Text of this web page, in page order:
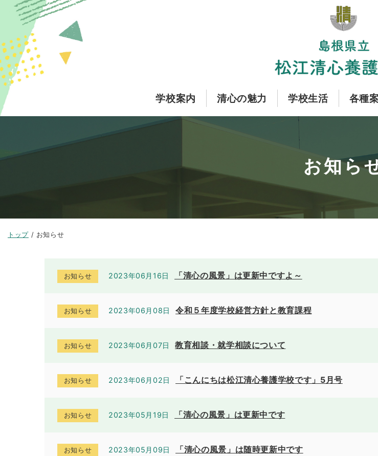
このページの本文へ
学校案内 清心の魅力 学校生活 各種
お知ら
現
トップ/ お知らせ
お知らせ 2023年06月16日 「清心の風景」は更新中ですよ～
お知らせ 2023年06月08日 令和５年度学校経営方針と教育課程
お知らせ 2023年06月07日 教育相談・就学相談について
お知らせ 2023年06月02日 「こんにちは松江清心養護学校です」5月号
お知らせ 2023年05月19日 「清心の風景」は更新中です
お知らせ 2023年05月09日 「清心の風景」は随時更新中です